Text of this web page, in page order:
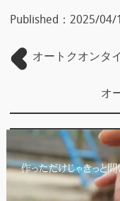
Published： 2025/04/
オートクオンタ
オ